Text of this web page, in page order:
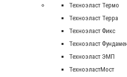
Техноэласт Термо
Техноэласт Терра
Техноэласт Фикс
Техноэласт
Техноэласт ЭМП
ТехноэластМост